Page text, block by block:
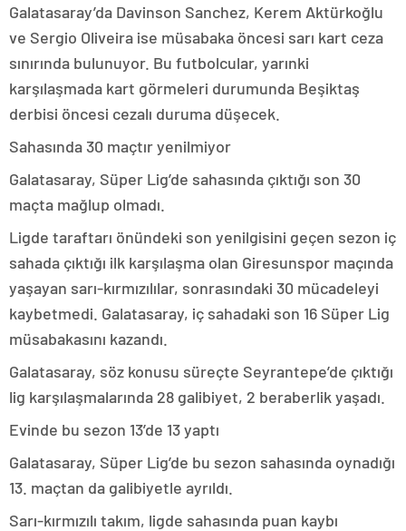
Galatasaray’da Davinson Sanchez, Kerem Aktürkoğlu
ve Sergio Oliveira ise müsabaka öncesi sarı kart ceza
sınırında bulunuyor. Bu futbolcular, yarınki
karşılaşmada kart görmeleri durumunda Beşiktaş
derbisi öncesi cezalı duruma düşecek.
Sahasında 30 maçtır yenilmiyor
Galatasaray, Süper Lig’de sahasında çıktığı son 30
maçta mağlup olmadı.
Ligde taraftarı önündeki son yenilgisini geçen sezon iç
sahada çıktığı ilk karşılaşma olan Giresunspor maçında
yaşayan sarı-kırmızılılar, sonrasındaki 30 mücadeleyi
kaybetmedi. Galatasaray, iç sahadaki son 16 Süper Lig
müsabakasını kazandı.
Galatasaray, söz konusu süreçte Seyrantepe’de çıktığı
lig karşılaşmalarında 28 galibiyet, 2 beraberlik yaşadı.
Evinde bu sezon 13’de 13 yaptı
Galatasaray, Süper Lig’de bu sezon sahasında oynadığı
13. maçtan da galibiyetle ayrıldı.
Sarı-kırmızılı takım, ligde sahasında puan kaybı